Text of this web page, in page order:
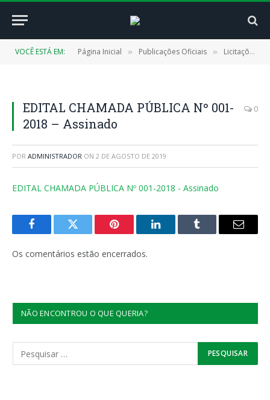
VOCÊ ESTÁ EM: Página Inicial » Publicações Oficiais » Licitações
EDITAL CHAMADA PÚBLICA Nº 001-
2018 – Assinado
0
POR ADMINISTRADOR ON 2 DE AGOSTO DE 2019
EDITAL CHAMADA PÚBLICA Nº 001-2018 - Assinado
FacebookTwitter Pinterest LinkedInTumblr
E-
Os comentários estão encerrados.
NÃO ENCONTROU O QUE QUERIA?